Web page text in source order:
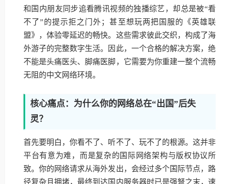
和国内朋友同步追看腾讯视频的独播综艺，却总是被“看
不了”的提示拒之门外；甚至想玩两把国服的《英雄联
盟》，体验零延迟的畅快。这些需求彼此交织，构成了海
外游子的完整数字生活。因此，一个合格的解决方案，绝
不能是头痛医头、脚痛医脚，它需要为你重建一整个流畅
无阻的中文网络环境。
核心痛点：为什么你的网络总在“出国”后失
灵？
首先要明白，你看不了、听不了、玩不了的根源。这并非
平台有意为难，而是复杂的国际网络架构与版权协议所
致。你的网络请求从海外发出，会经过多个国际节点，路
径复杂且拥堵，最终到达国内服务器时已是强弩之末，速